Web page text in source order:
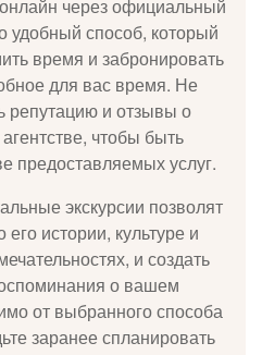
через официальный
удобный способ, который
время и забронировать
для вас время. Не
репутацию и отзывы о
чтобы быть
предоставляемых услуг.
экскурсии позволят
истории, культуре и
и создать
о вашем
от выбранного способа
заранее спланировать